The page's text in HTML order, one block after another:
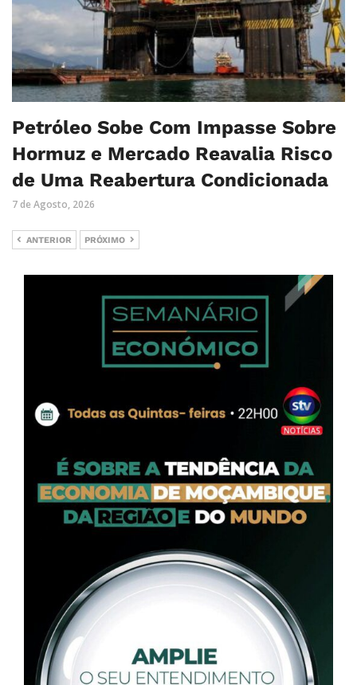
Petróleo Sobe Com Impasse Sobre
Hormuz e Mercado Reavalia Risco
de Uma Reabertura Condicionada
7 de Agosto, 2026
ANTERIOR PRÓXIMO